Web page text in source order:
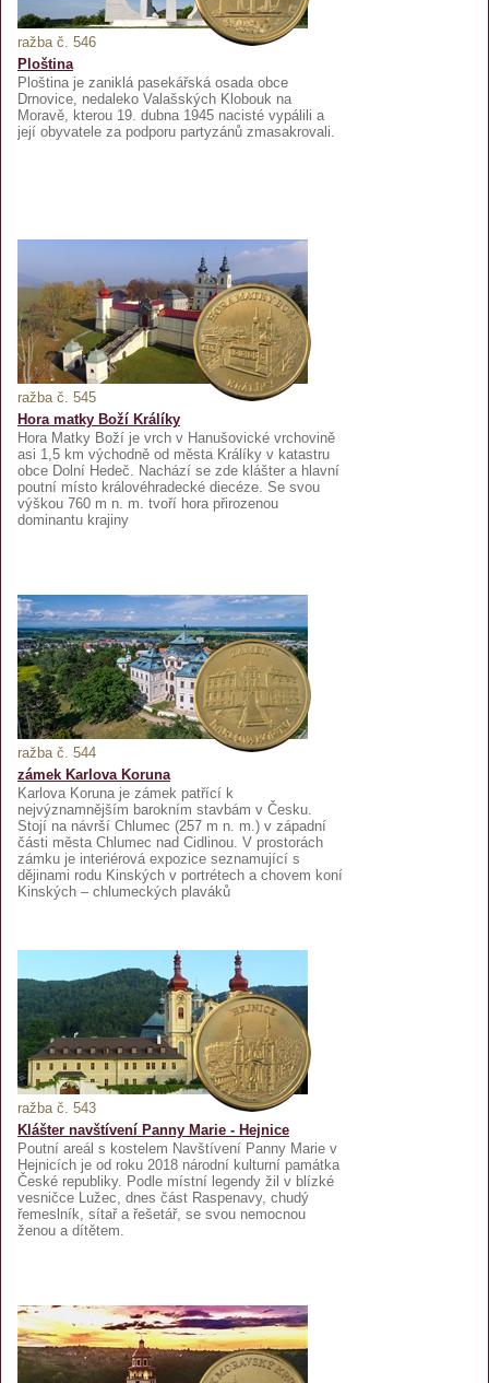
ražba č. 546
Ploština
Ploština je zaniklá pasekářská osada obce
Drnovice, nedaleko Valašských Klobouk na
Moravě, kterou 19. dubna 1945 nacisté vypálili a
její obyvatele za podporu partyzánů zmasakrovali.
ražba č. 545
Hora matky Boží Králíky
Hora Matky Boží je vrch v Hanušovické vrchovině
asi 1,5 km východně od města Králíky v katastru
obce Dolní Hedeč. Nachází se zde klášter a hlavní
poutní místo královéhradecké diecéze. Se svou
výškou 760 m n. m. tvoří hora přirozenou
dominantu krajiny
ražba č. 544
zámek Karlova Koruna
Karlova Koruna je zámek patřící k
nejvýznamnějším barokním stavbám v Česku.
Stojí na návrší Chlumec (257 m n. m.) v západní
části města Chlumec nad Cidlinou. V prostorách
zámku je interiérová expozice seznamující s
dějinami rodu Kinských v portrétech a chovem koní
Kinských – chlumeckých plaváků
ražba č. 543
Klášter navštívení Panny Marie - Hejnice
Poutní areál s kostelem Navštívení Panny Marie v
Hejnicích je od roku 2018 národní kulturní památka
České republiky. Podle místní legendy žil v blízké
vesničce Lužec, dnes část Raspenavy, chudý
řemeslník, sítař a řešetář, se svou nemocnou
ženou a dítětem.